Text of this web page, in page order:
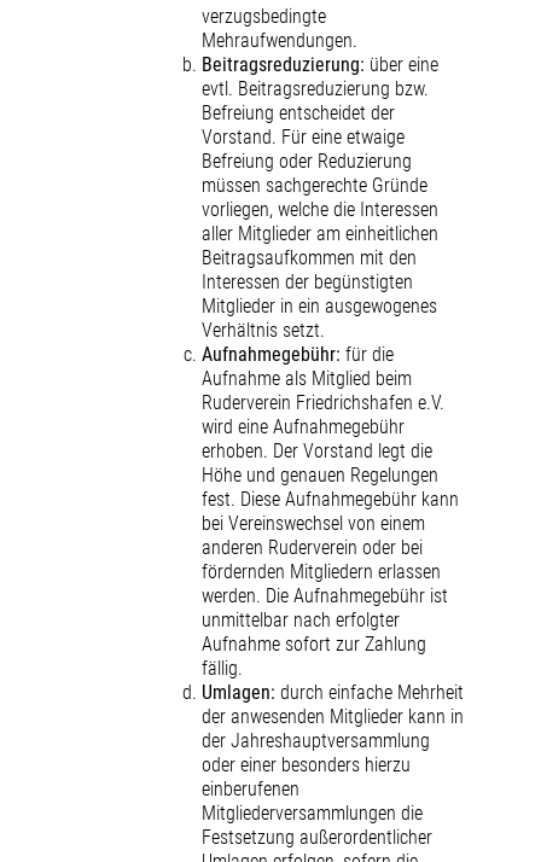
verzugsbedingte
Mehraufwendungen.
Beitragsreduzierung: über eine
evtl. Beitragsreduzierung bzw.
Befreiung entscheidet der
Vorstand. Für eine etwaige
Befreiung oder Reduzierung
müssen sachgerechte Gründe
vorliegen, welche die Interessen
aller Mitglieder am einheitlichen
Beitragsaufkommen mit den
Interessen der begünstigten
Mitglieder in ein ausgewogenes
Verhältnis setzt.
Aufnahmegebühr: für die
Aufnahme als Mitglied beim
Ruderverein Friedrichshafen e.V.
wird eine Aufnahmegebühr
erhoben. Der Vorstand legt die
Höhe und genauen Regelungen
fest. Diese Aufnahmegebühr kann
bei Vereinswechsel von einem
anderen Ruderverein oder bei
fördernden Mitgliedern erlassen
werden. Die Aufnahmegebühr ist
unmittelbar nach erfolgter
Aufnahme sofort zur Zahlung
fällig.
Umlagen: durch einfache Mehrheit
der anwesenden Mitglieder kann in
der Jahreshauptversammlung
oder einer besonders hierzu
einberufenen
Mitgliederversammlungen die
Festsetzung außerordentlicher